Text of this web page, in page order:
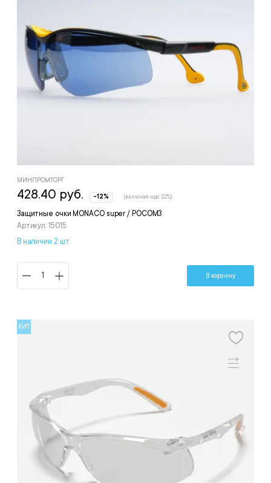
Защитные очки MONACO super / РОСОМЗ
Артикул: 15015
МИНПРОМТОРГ
428.40 руб. -12% (включая ндс 22%)
В наличии 2 шт.
В корзину
ХИТ